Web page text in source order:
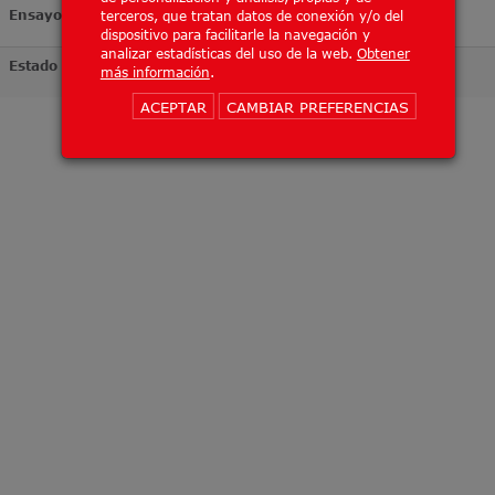
terceros, que tratan datos de conexión y/o del
dispositivo para facilitarle la navegación y
analizar estadísticas del uso de la web. Obtener
más información.
ACEPTAR CAMBIAR PREFERENCIAS
Ensayo
Estado